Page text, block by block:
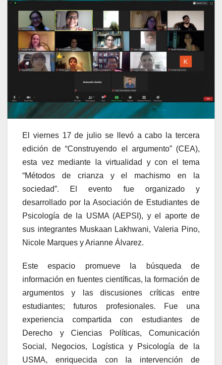
El viernes 17 de julio se llevó a cabo la tercera
edición de “Construyendo el argumento” (CEA),
esta vez mediante la virtualidad y con el tema
“Métodos de crianza y el machismo en la
sociedad”. El evento fue organizado y
desarrollado por la Asociación de Estudiantes de
Psicología de la USMA (AEPSI), y el aporte de
sus integrantes Muskaan Lakhwani, Valeria Pino,
Nicole Marques y Arianne Álvarez.
Este espacio promueve la búsqueda de
información en fuentes científicas, la formación de
argumentos y las discusiones críticas entre
estudiantes; futuros profesionales. Fue una
experiencia compartida con estudiantes de
Derecho y Ciencias Políticas, Comunicación
Social, Negocios, Logística y Psicología de la
USMA, enriquecida con la intervención de